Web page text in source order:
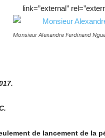
link=”external”
Monsieur Alexandre Ferdinand
de lancement de la